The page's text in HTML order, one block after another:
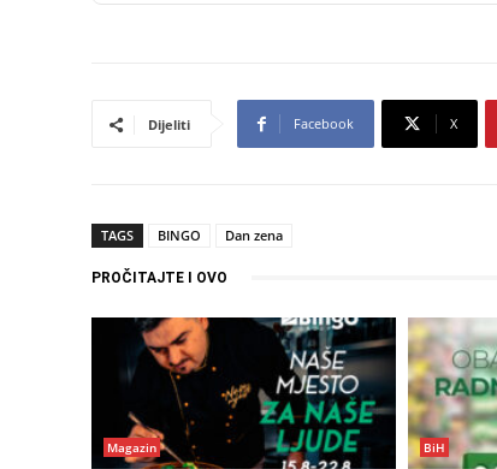
Dijeliti Facebook X
TAGS BINGO Dan zena
PROČITAJTE I OVO
Magazin BiH